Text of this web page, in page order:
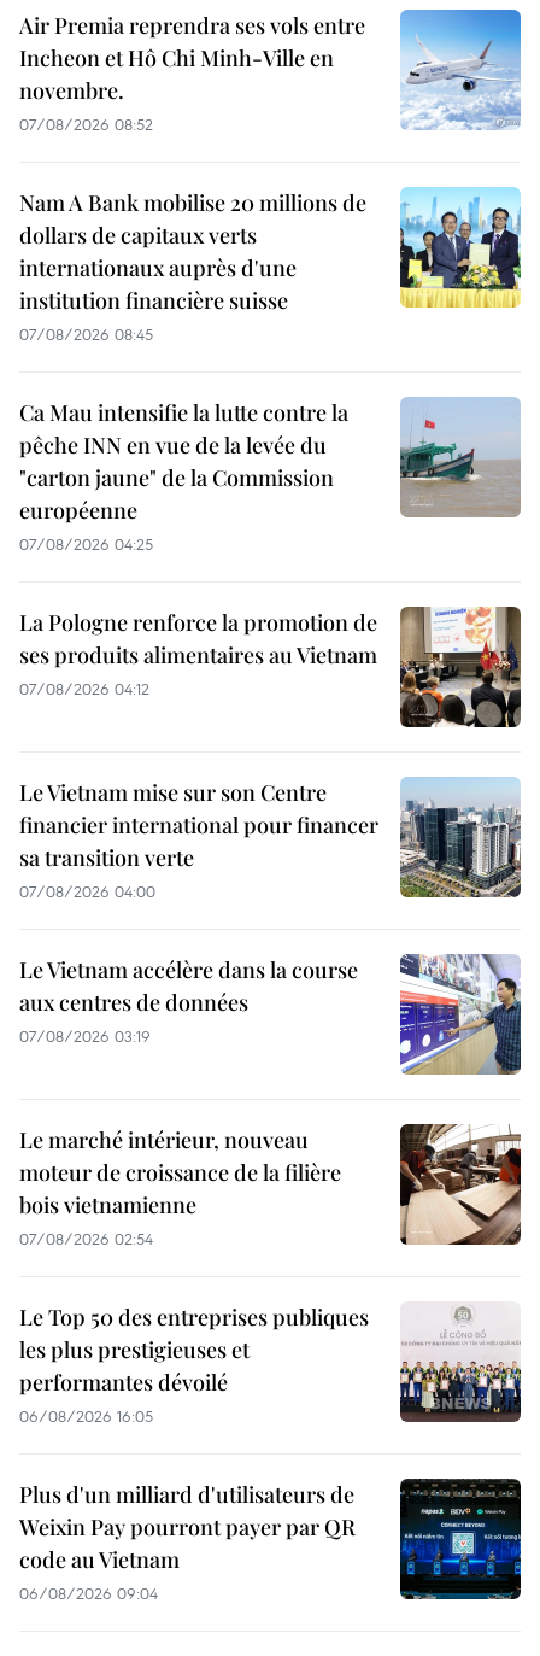
Air Premia reprendra ses vols entre
Incheon et Hô Chi Minh-Ville en
novembre.
07/08/2026 08:52
Nam A Bank mobilise 20 millions de
dollars de capitaux verts
internationaux auprès d'une
institution financière suisse
07/08/2026 08:45
Ca Mau intensifie la lutte contre la
pêche INN en vue de la levée du
"carton jaune" de la Commission
européenne
07/08/2026 04:25
La Pologne renforce la promotion de
ses produits alimentaires au Vietnam
07/08/2026 04:12
Le Vietnam mise sur son Centre
financier international pour financer
sa transition verte
07/08/2026 04:00
Le Vietnam accélère dans la course
aux centres de données
07/08/2026 03:19
Le marché intérieur, nouveau
moteur de croissance de la filière
bois vietnamienne
07/08/2026 02:54
Le Top 50 des entreprises publiques
les plus prestigieuses et
performantes dévoilé
06/08/2026 16:05
Plus d'un milliard d'utilisateurs de
Weixin Pay pourront payer par QR
code au Vietnam
06/08/2026 09:04